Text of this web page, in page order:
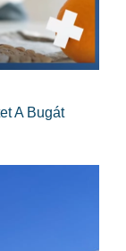
A Bugát